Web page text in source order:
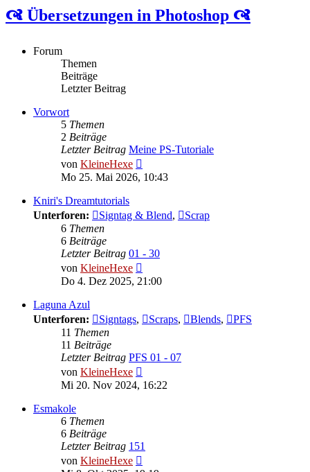
🙧 Übersetzungen in Photoshop 🙧
Forum
Themen
Beiträge
Letzter Beitrag
Vorwort
5 Themen
2 Beiträge
Letzter Beitrag Meine PS-Tutoriale
von KleineHexe
Beitrag
Mo 25. Mai 2026, 10:43
Kniri's Dreamtutorials
Unterforen:
Signtag & Blend,
Scrap
6 Themen
6 Beiträge
Letzter Beitrag 01 - 30
von KleineHexe
Beitrag
Do 4. Dez 2025, 21:00
Laguna Azul
Unterforen:
Signtags, Scraps, Blends,
PFS
11 Themen
11 Beiträge
Letzter Beitrag PFS 01 - 07
von KleineHexe
Beitrag
Mi 20. Nov 2024, 16:22
Esmakole
6 Themen
6 Beiträge
Letzter Beitrag 151
von KleineHexe